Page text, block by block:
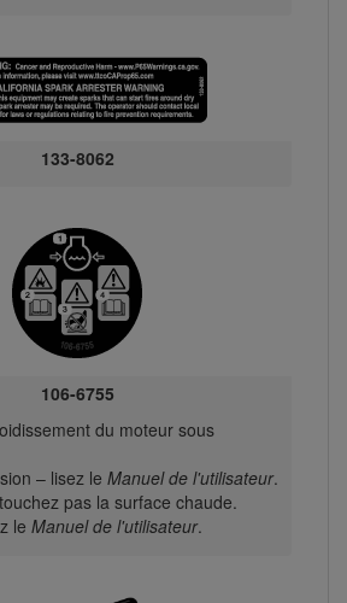
133-8062
106-6755
du moteur sous
– lisez le Manuel de l'utilisateur.
pas la surface chaude.
le Manuel de l'utilisateur.